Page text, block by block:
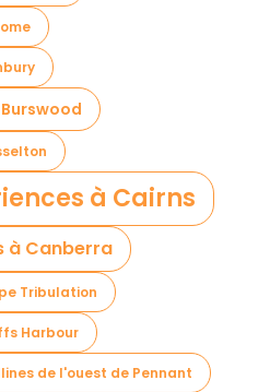
à Cairns
à Canberra
Tribulation
Harbour
de l'ouest de Pennant